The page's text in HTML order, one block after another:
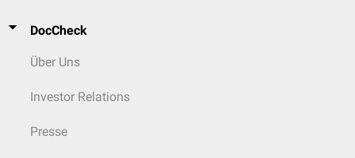
DocCheck
Über Uns
Investor Relations
Presse